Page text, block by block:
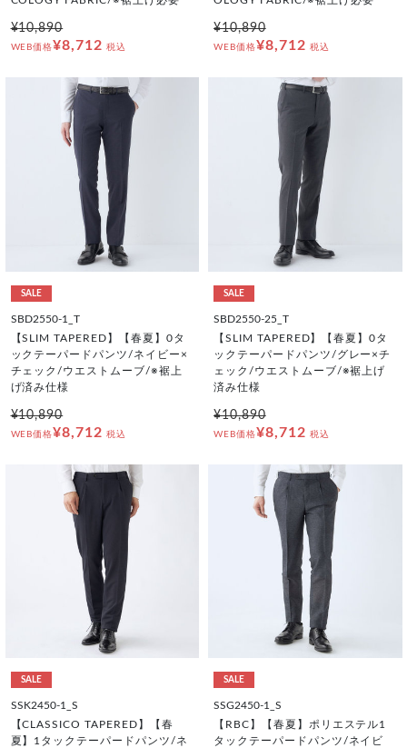
¥10,890
WEB価格¥8,712 税込
¥10,890
WEB価格¥8,712 税込
SALE
SBD2550-1_T
【SLIM TAPERED】【春夏】0タ
ックテーパードパンツ/ネイビー×
チェック/ウエストムーブ/※裾上
げ済み仕様
¥10,890
WEB価格¥8,712 税込
SALE
SBD2550-25_T
【SLIM TAPERED】【春夏】0タ
ックテーパードパンツ/グレー×チ
ェック/ウエストムーブ/※裾上げ
済み仕様
¥10,890
WEB価格¥8,712 税込
SALE
SSK2450-1_S
【CLASSICO TAPERED】【春
夏】1タックテーパードパンツ/ネ
SALE
SSG2450-1_S
【RBC】【春夏】ポリエステル1
タックテーパードパンツ/ネイビ